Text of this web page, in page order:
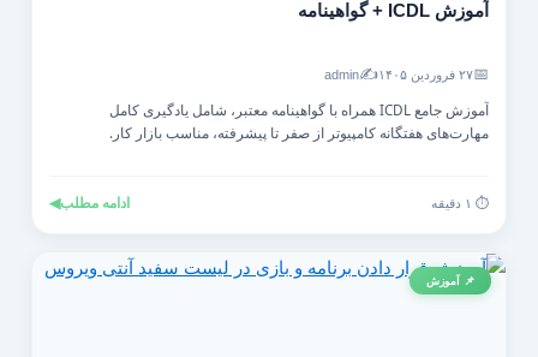
آموزش ICDL + گواهینامه
۲۷ فروردین ۱۴۰۵ ✍️
admin
آموزش جامع ICDL همراه با گواهینامه معتبر، شامل یادگیری کامل
مهارت‌های هفتگانه کامپیوتر از صفر تا پیشرفته، مناسب بازار کار.
ادامه مطلب◀
📌 آموزش